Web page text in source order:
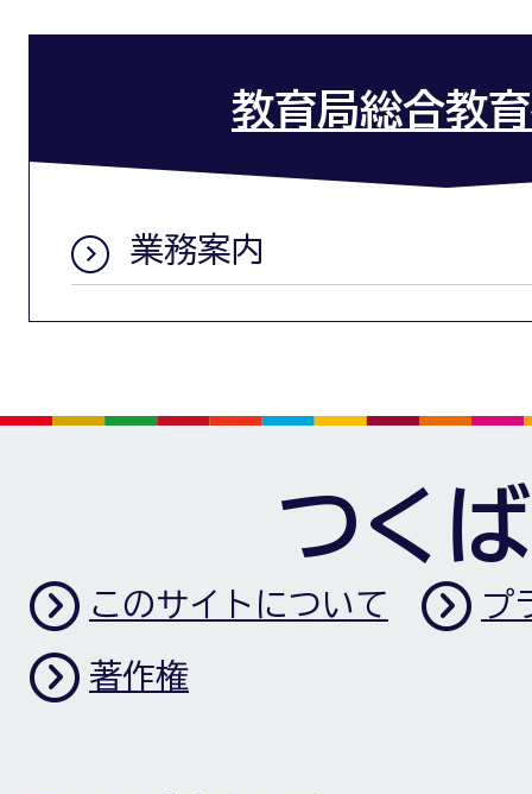
教育局総合教
業務案内
つく
このサイトについて プ
著作権